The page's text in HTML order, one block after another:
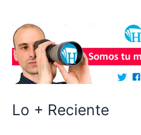
Lo + Reciente